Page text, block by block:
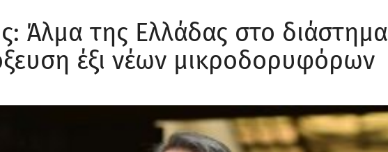
Άλμα της Ελλάδας στο διάστημα
έξι νέων μικροδορυφόρων